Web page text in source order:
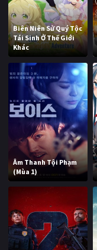
Biên Niên Sử Quý Tộc
Tái Sinh Ở Thế Giới
Khác
Âm Thanh Tội Phạm
(Mùa 1)